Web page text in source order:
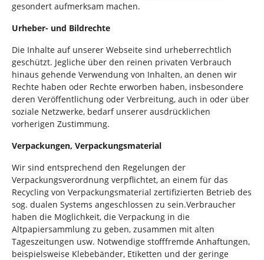
gesondert aufmerksam machen.
Urheber- und Bildrechte
Die Inhalte auf unserer Webseite sind urheberrechtlich
geschützt. Jegliche über den reinen privaten Verbrauch
hinaus gehende Verwendung von Inhalten, an denen wir
Rechte haben oder Rechte erworben haben, insbesondere
deren Veröffentlichung oder Verbreitung, auch in oder über
soziale Netzwerke, bedarf unserer ausdrücklichen
vorherigen Zustimmung.
Verpackungen, Verpackungsmaterial
Wir sind entsprechend den Regelungen der
Verpackungsverordnung verpflichtet, an einem für das
Recycling von Verpackungsmaterial zertifizierten Betrieb des
sog. dualen Systems angeschlossen zu sein.Verbraucher
haben die Möglichkeit, die Verpackung in die
Altpapiersammlung zu geben, zusammen mit alten
Tageszeitungen usw. Notwendige stofffremde Anhaftungen,
beispielsweise Klebebänder, Etiketten und der geringe